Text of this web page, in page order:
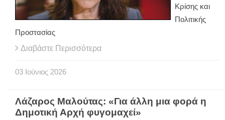
Κρίσης και
Πολιτικής
Προστασίας
Διαβάστε Περισσότερα
03 Ιούνιος 2026
Λάζαρος Μαλούτας: «Για άλλη μια φορά η
Δημοτική Αρχή φυγομαχεί»